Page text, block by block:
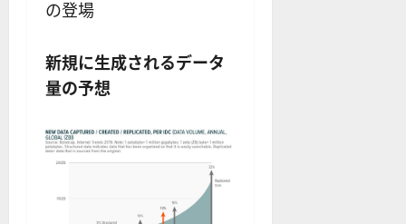
の登場
新規に生成されるデータ
量の予想